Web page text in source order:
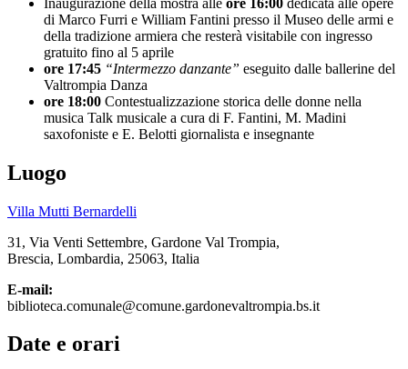
di Marco Furri e William Fantini presso il Museo delle armi e
della tradizione armiera che resterà visitabile con ingresso
gratuito fino al 5 aprile
ore 17:45 “Intermezzo danzante” eseguito dalle ballerine del
Valtrompia Danza
ore 18:00 Contestualizzazione storica delle donne nella
musica Talk musicale a cura di F. Fantini, M. Madini
saxofoniste e E. Belotti giornalista e insegnante
Luogo
Villa Mutti Bernardelli
31, Via Venti Settembre, Gardone Val Trompia,
Brescia, Lombardia, 25063, Italia
E-mail:
biblioteca.comunale@comune.gardonevaltrompia.bs.it
Date e orari